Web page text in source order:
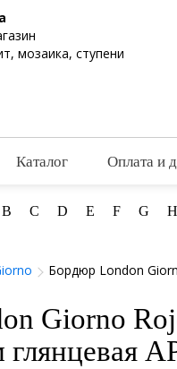
мозаика, ступени
Каталог Оплата и
B C D E F G H
Бордюр London
Giorno